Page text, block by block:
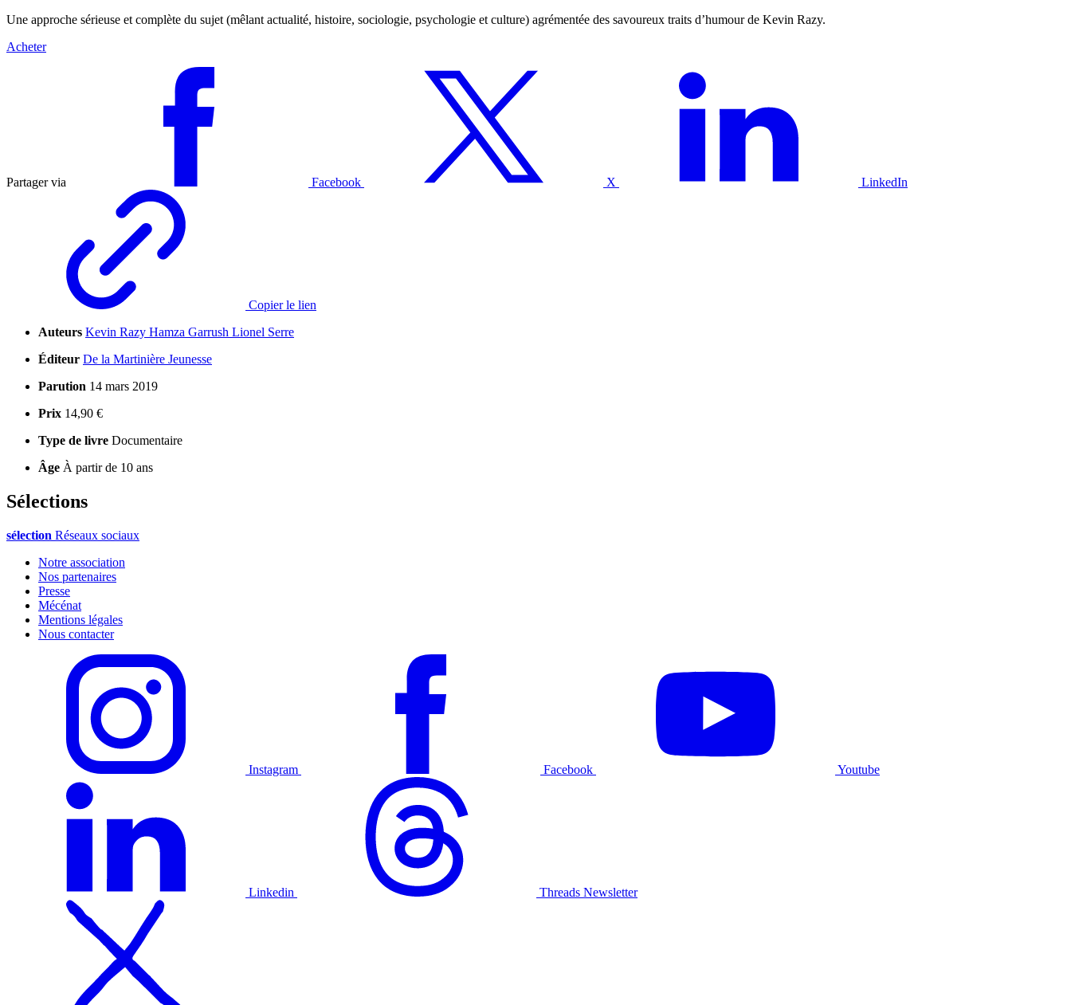
Une approche sérieuse et complète du sujet (mêlant actualité, histoire, sociologie, psychologie et culture) agrémentée des savoureux traits d’humour de Kevin Razy.
Acheter
Partager via Facebook X LinkedIn
Copier le lien
Auteurs Kevin Razy Hamza Garrush Lionel Serre
Éditeur De la Martinière Jeunesse
Parution 14 mars 2019
Prix 14,90 €
Type de livre Documentaire
Âge À partir de 10 ans
Sélections
sélection Réseaux sociaux
Notre association
Nos partenaires
Presse
Mécénat
Mentions légales
Nous contacter
Instagram Facebook Youtube
Linkedin Threads Newsletter